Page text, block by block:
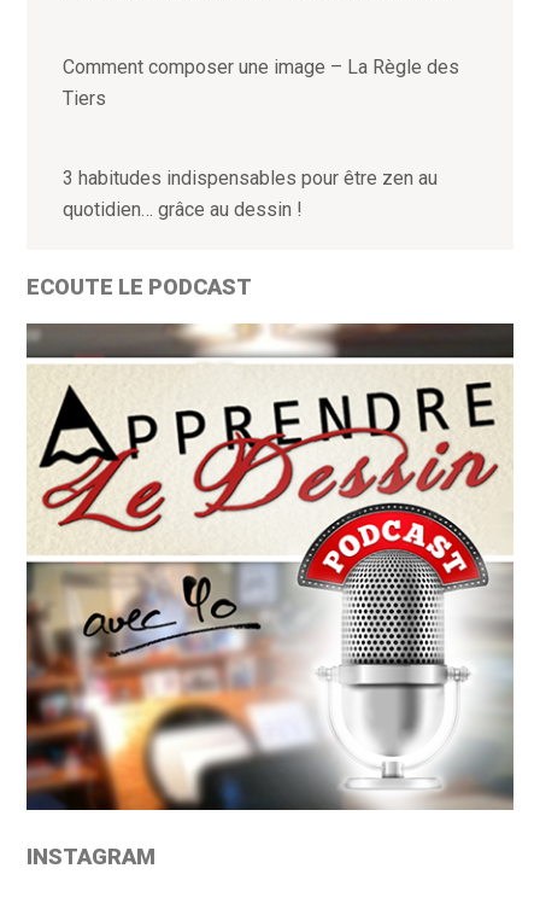
Comment composer une image – La Règle des
Tiers
3 habitudes indispensables pour être zen au
quotidien… grâce au dessin !
ECOUTE LE PODCAST
INSTAGRAM